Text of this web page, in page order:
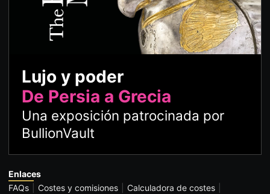
Lujo y poder
De Persia a Grecia
Una exposición patrocinada por
BullionVault
Enlaces
FAQs
Costes y comisiones
Calculadora de costes